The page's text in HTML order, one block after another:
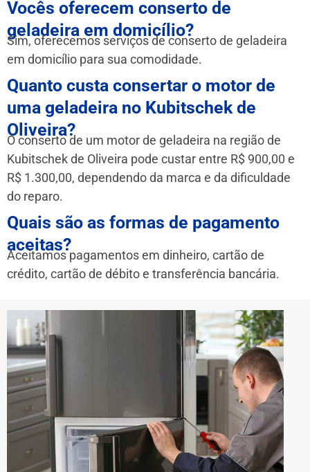
Vocês oferecem conserto de
geladeira em domicílio?
Sim, oferecemos serviços de conserto de geladeira
em domicílio para sua comodidade.
Quanto custa consertar o motor de
uma geladeira no Kubitschek de
Oliveira?
O conserto de um motor de geladeira na região de
Kubitschek de Oliveira pode custar entre R$ 900,00 e
R$ 1.300,00, dependendo da marca e da dificuldade
do reparo.
Quais são as formas de pagamento
aceitas?
Aceitamos pagamentos em dinheiro, cartão de
crédito, cartão de débito e transferência bancária.